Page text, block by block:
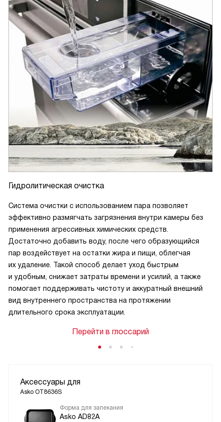
Гидролитическая очистка
Система очистки с использованием пара позволяет
эффективно размягчать загрязнения внутри камеры без
применения агрессивных химических средств.
Достаточно добавить воду, после чего образующийся
пар воздействует на остатки жира и пищи, облегчая
их удаление. Такой способ делает уход быстрым
и удобным, снижает затраты времени и усилий, а также
помогает поддерживать чистоту и аккуратный внешний
вид внутреннего пространства на протяжении
длительного срока эксплуатации.
Перейти в глоссарий
Аксессуары для
Asko OT8636S
Форма для запекания
Asko AD82A